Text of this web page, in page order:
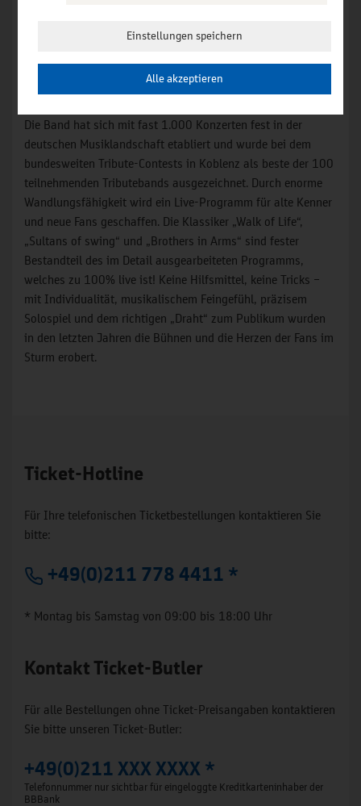
einer Gitarre die keiner von uns je vergessen wird. Wolfgang
Ausland als bester Mark Knopfler Gitarren-Imitator
Die Band hat sich mit fast 1.000 Konzerten fest in der
deutschen Musiklandschaft etabliert und wurde bei dem
bundesweiten Tribute-Contests in Koblenz als beste der 100
teilnehmenden Tributebands ausgezeichnet. Durch enorme
Wandlungsfähigkeit wird ein Live-Programm für alte Kenner
und neue Fans geschaffen. Die Klassiker „Walk of Life“,
„Sultans of swing“ und „Brothers in Arms“ sind fester
Bestandteil des im Detail ausgearbeiteten Programms,
welches zu 100% live ist! Keine Hilfsmittel, keine Tricks –
mit Individualität, musikalischem Feingefühl, präzisem
Solospiel und dem richtigen „Draht“ zum Publikum wurden
in den letzten Jahren die Bühnen und die Herzen der Fans im
Sturm erobert.
Ticket-Hotline
Für Ihre telefonischen Ticketbestellungen kontaktieren Sie
bitte:
+49(0)211 778 4411 *
* Montag bis Samstag von 09:00 bis 18:00 Uhr
Kontakt Ticket-Butler
Für alle Bestellungen ohne Ticket-Preisangaben kontaktieren
Sie bitte unseren Ticket-Butler:
+49(0)211 XXX XXXX *
Telefonnummer nur sichtbar für eingeloggte Kreditkarteninhaber der
BBBank
Einstellungen speichern
Alle akzeptieren